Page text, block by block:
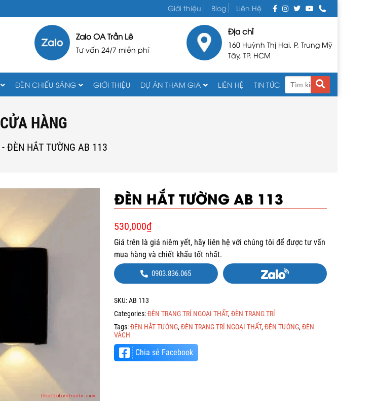
Giới thiệu Blog Liên Hệ
Zalo OA Trần Lê
Tư vấn 24/7 miễn phí
Địa chỉ
160 Huỳnh Thị Hai, P. Trung Mỹ
Tây, TP. HCM
ĐÈN CHIẾU SÁNG GIỚI THIỆU DỰ ÁN THAM GIA LIÊN HỆ TIN TỨC
CỬA HÀNG
- ĐÈN HẮT TƯỜNG AB 113
ĐÈN HẮT TƯỜNG AB 113
530,000₫
Giá trên là giá niêm yết, hãy liên hệ với chúng tôi để được tư vấn
mua hàng và chiết khấu tốt nhất.
0903.836.065
SKU:AB 113
Categories:ĐÈN TRANG TRÍ NGOẠI THẤT,ĐÈN TRANG TRÍ
Tags:ĐÈN HẮT TƯỜNG,ĐÈN TRANG TRÍ NGOẠI THẤT,ĐÈN TƯỜNG,ĐÈN
VÁCH
Chia sẻ Facebook